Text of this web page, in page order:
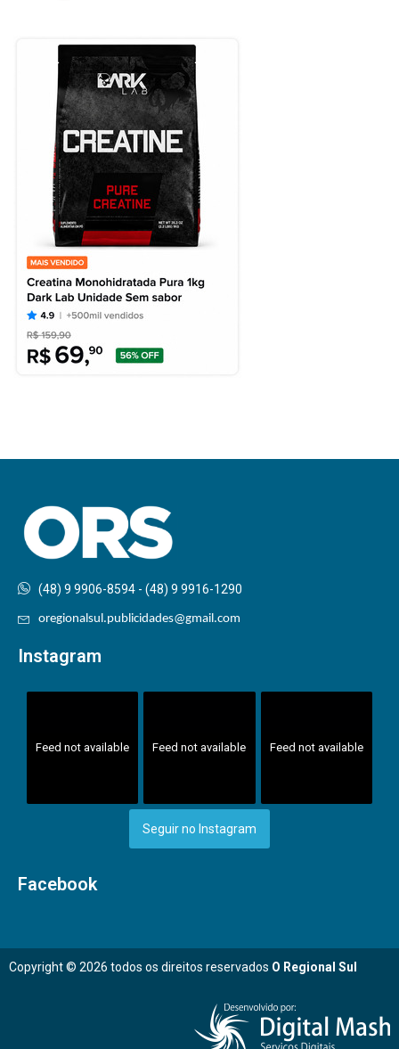
(48) 9 9906-8594 - (48) 9 9916-1290
oregionalsul.publicidades@gmail.com
Instagram
Feed not available Feed not available Feed not available
Seguir no Instagram
Facebook
Copyright © 2026 todos os direitos reservados O Regional Sul